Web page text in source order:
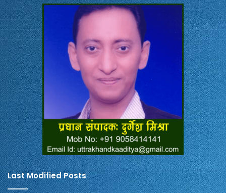
Last Modified Posts